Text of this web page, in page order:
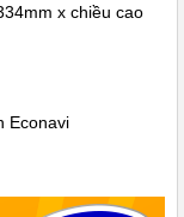
Bạn chỉ cần gạt bỏ
Mọi công đoạn
gian mỗi ngày.
x chiều cao
Econavi